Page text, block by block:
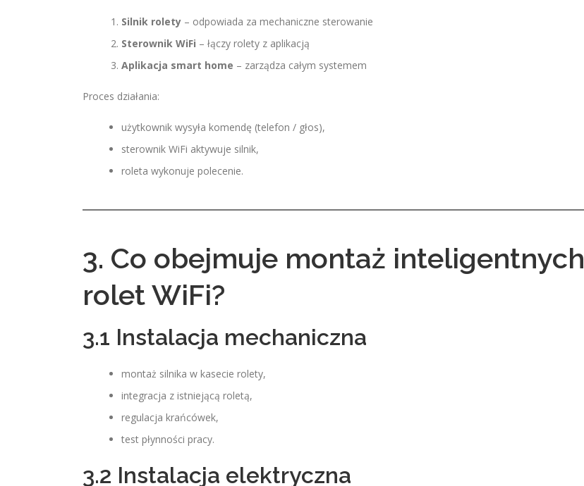
Silnik rolety – odpowiada za mechaniczne sterowanie
Sterownik WiFi – łączy rolety z aplikacją
Aplikacja smart home – zarządza całym systemem
Proces działania:
użytkownik wysyła komendę (telefon / głos),
sterownik WiFi aktywuje silnik,
roleta wykonuje polecenie.
3. Co obejmuje montaż inteligentnych
rolet WiFi?
3.1 Instalacja mechaniczna
montaż silnika w kasecie rolety,
integracja z istniejącą roletą,
regulacja krańcówek,
test płynności pracy.
3.2 Instalacja elektryczna